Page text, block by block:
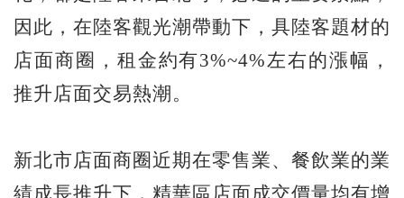
因此，在陸客觀光潮帶動下，具陸客題材的
店面商圈，租金約有3%~4%左右的漲幅，
推升店面交易熱潮。
新北市店面商圈近期在零售業、餐飲業的業
績成長推升下，精華區店面成交價量均有增